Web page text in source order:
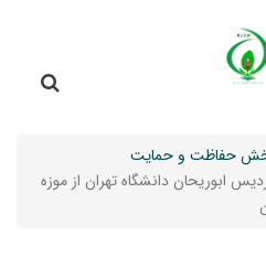
حفاظت و حمایت
ابوریحان دانشگاه تهران از موزه